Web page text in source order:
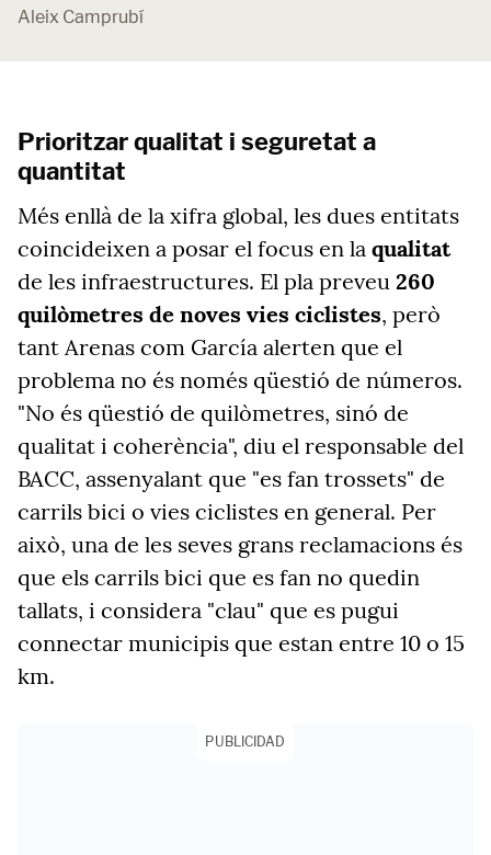
Aleix Camprubí
Prioritzar qualitat i seguretat a
quantitat
Més enllà de la xifra global, les dues entitats
coincideixen a posar el focus en la qualitat
de les infraestructures. El pla preveu 260
quilòmetres de noves vies ciclistes, però
tant Arenas com García alerten que el
problema no és només qüestió de números.
"No és qüestió de quilòmetres, sinó de
qualitat i coherència", diu el responsable del
BACC, assenyalant que "es fan trossets" de
carrils bici o vies ciclistes en general. Per
això, una de les seves grans reclamacions és
que els carrils bici que es fan no quedin
tallats, i considera "clau" que es pugui
connectar municipis que estan entre 10 o 15
km.
PUBLICIDAD